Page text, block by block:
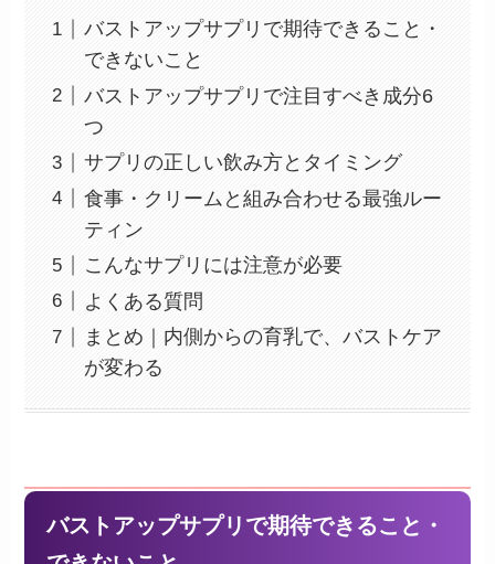
バストアップサプリで期待できること・
できないこと
バストアップサプリで注目すべき成分6
つ
サプリの正しい飲み方とタイミング
食事・クリームと組み合わせる最強ルー
ティン
こんなサプリには注意が必要
よくある質問
まとめ｜内側からの育乳で、バストケア
が変わる
バストアップサプリで期待できること・